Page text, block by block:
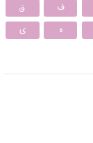
ف
ق
ه ی